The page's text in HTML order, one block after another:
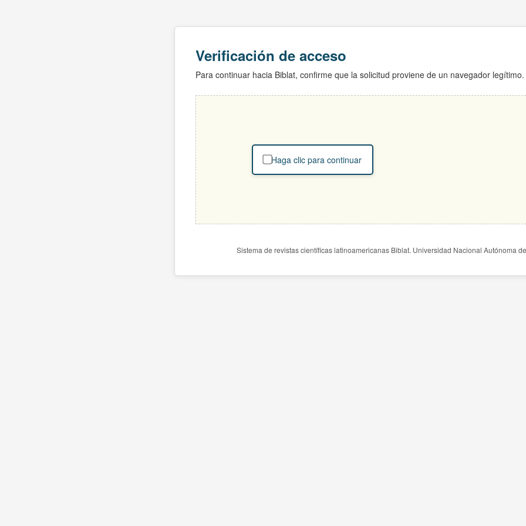
Verificación de acceso
Para continuar hacia Biblat, confirme que la solicitud proviene de un navegador legítimo.
Haga clic para continuar
Sistema de revistas científicas latinoamericanas Biblat. Universidad Nacional Autónoma